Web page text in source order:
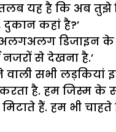
यह है कि अब
दुकान कहां है?’
डिजाइन
से देखना है.’
वाली सभी
करता है. हम जिस्म
हैं. हम भी